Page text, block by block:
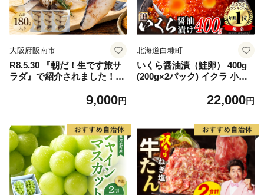
大阪府阪南市
R8.5.30 『朝だ！生です旅サ
ラダ』で紹介されました！朝
生ハム ×3パック（1パックあ
9,000円
北海道白糠町
いくら醤油漬（鮭卵） 400g
(200g×2パック) イクラ 小分
くら醤油漬け 鮭 鮭卵 ikura
大好評品 北海道 白糠町
22,000円